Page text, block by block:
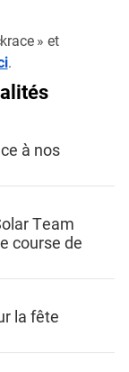
» et
.
à nos
Team
course de
la fête